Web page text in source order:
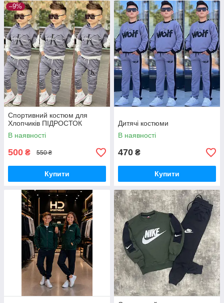
–9%
Спортивний костюм для
Хлопчиків ПІДРОСТОК
В наявності
500 ₴ 550 ₴
Купити
Дитячі костюми
В наявності
470 ₴
Купити